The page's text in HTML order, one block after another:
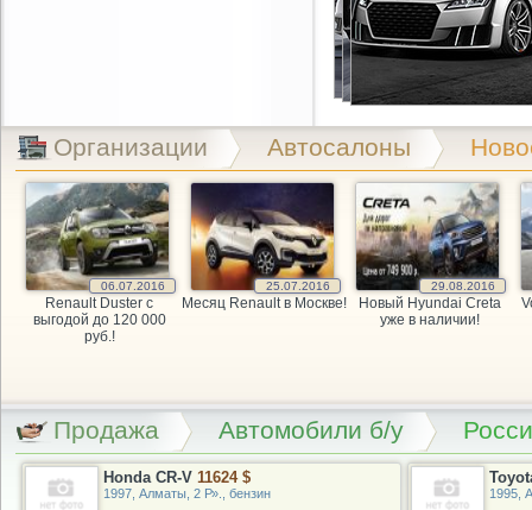
Организации Автосалоны
06.07.2016
Renault Duster с
выгодой до 120 000
руб.!
25.07.2016
Месяц Renault в Москве!
29.08.2016
Новый Hyundai Creta
уже в наличии!
Продажа Автомобили б/у
Honda CR-V 11624 $
1997, Алматы, 2 Р»., бензин 1995,